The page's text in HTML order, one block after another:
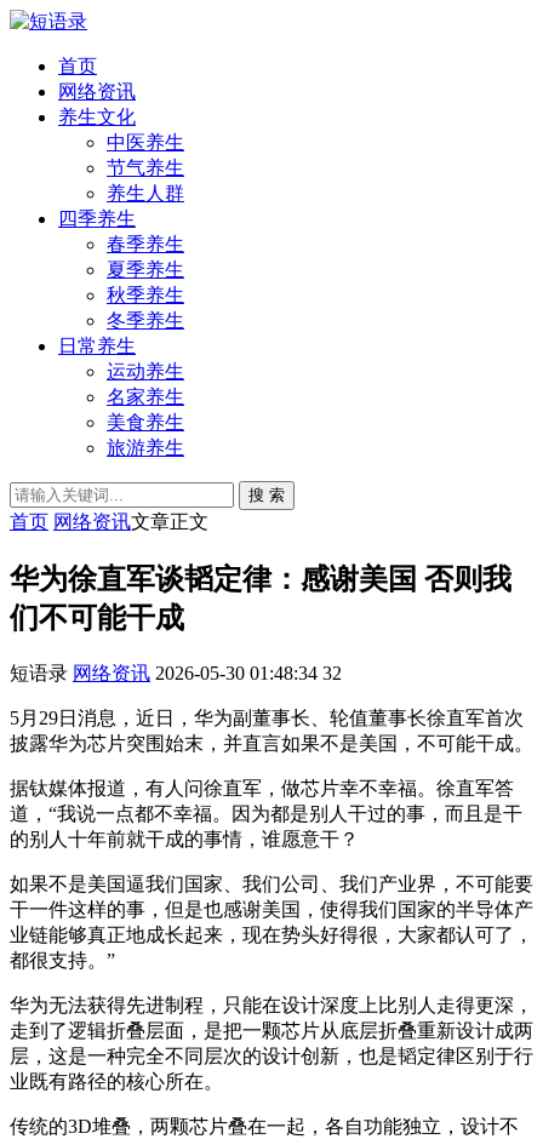
首页
网络资讯
养生文化
中医养生
节气养生
养生人群
四季养生
春季养生
夏季养生
秋季养生
冬季养生
日常养生
运动养生
名家养生
美食养生
旅游养生
搜 索
首页 网络资讯文章正文
华为徐直军谈韬定律：感谢美国 否则我
们不可能干成
短语录 网络资讯 2026-05-30 01:48:34 32
5月29日消息，近日，华为副董事长、轮值董事长徐直军首次
披露华为芯片突围始末，并直言如果不是美国，不可能干成。
据钛媒体报道，有人问徐直军，做芯片幸不幸福。徐直军答
道，“我说一点都不幸福。因为都是别人干过的事，而且是干
的别人十年前就干成的事情，谁愿意干？
如果不是美国逼我们国家、我们公司、我们产业界，不可能要
干一件这样的事，但是也感谢美国，使得我们国家的半导体产
业链能够真正地成长起来，现在势头好得很，大家都认可了，
都很支持。”
华为无法获得先进制程，只能在设计深度上比别人走得更深，
走到了逻辑折叠层面，是把一颗芯片从底层折叠重新设计成两
层，这是一种完全不同层次的设计创新，也是韬定律区别于行
业既有路径的核心所在。
传统的3D堆叠，两颗芯片叠在一起，各自功能独立，设计不